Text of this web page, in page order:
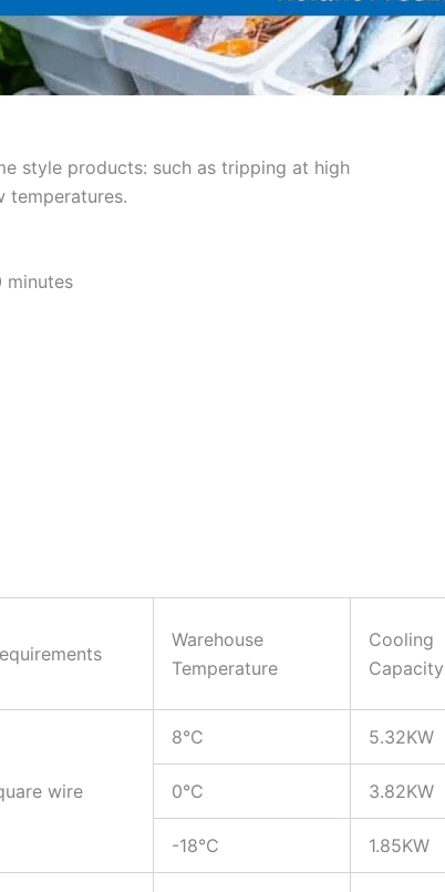
style products: such as tripping at high
temperatures.
minutes
Warehouse
Temperature
Cooling
Capacity
wire
8°C 5.32KW
0°C 3.82KW
-18°C 1.85KW